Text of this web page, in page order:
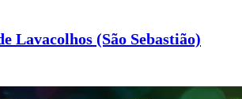
Lavacolhos (São Sebastião)